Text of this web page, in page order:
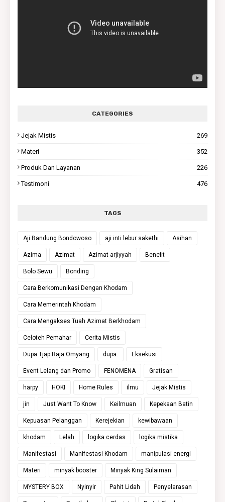
CATEGORIES
Jejak Mistis 269
Materi 352
Produk Dan Layanan 226
Testimoni 476
TAGS
Aji Bandung Bondowoso aji inti lebur sakethi Asihan
Azima Azimat Azimat arjiyyah Benefit
Bolo Sewu Bonding
Cara Berkomunikasi Dengan Khodam
Cara Memerintah Khodam
Cara Mengakses Tuah Azimat Berkhodam
Celoteh Pemahar Cerita Mistis
Dupa Tjap Raja Omyang dupa. Eksekusi
Event Lelang dan Promo FENOMENA Gratisan
harpy HOKI Home Rules ilmu Jejak Mistis
jin Just Want To Know Keilmuan Kepekaan Batin
Kepuasan Pelanggan Kerejekian kewibawaan
khodam Lelah logika cerdas logika mistika
Manifestasi Manifestasi Khodam manipulasi energi
Materi minyak booster Minyak King Sulaiman
MYSTERY BOX Nyinyir Pahit Lidah Penyelarasan